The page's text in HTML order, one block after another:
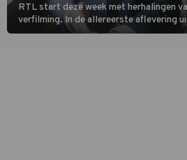
RTL start deze week met herhalingen
verfilming. In de allereerste aflevering
speurder op zoek naar een vermiste